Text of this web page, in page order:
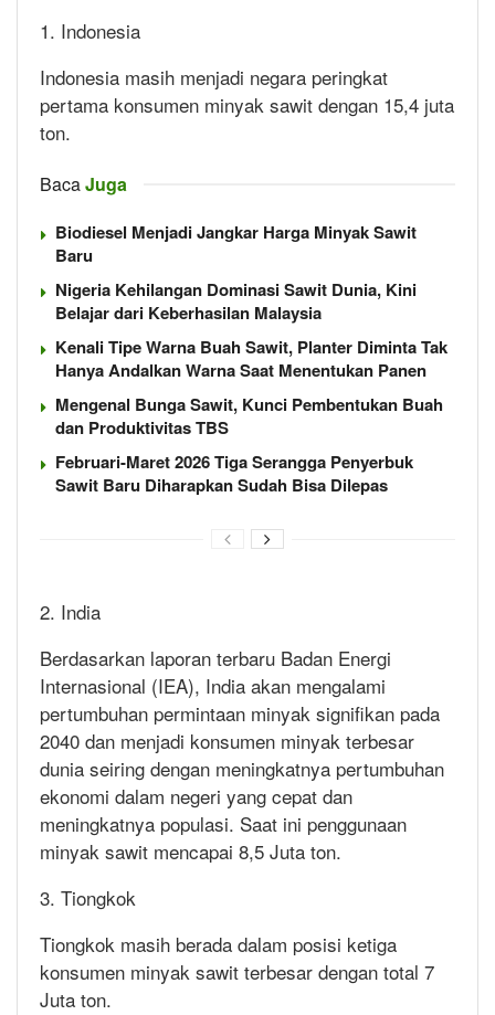
1. Indonesia
Indonesia masih menjadi negara peringkat
pertama konsumen minyak sawit dengan 15,4 juta
ton.
BacaJuga
Biodiesel Menjadi Jangkar Harga Minyak Sawit
Baru
Nigeria Kehilangan Dominasi Sawit Dunia, Kini
Belajar dari Keberhasilan Malaysia
Kenali Tipe Warna Buah Sawit, Planter Diminta Tak
Hanya Andalkan Warna Saat Menentukan Panen
Mengenal Bunga Sawit, Kunci Pembentukan Buah
dan Produktivitas TBS
Februari-Maret 2026 Tiga Serangga Penyerbuk
Sawit Baru Diharapkan Sudah Bisa Dilepas
2. India
Berdasarkan laporan terbaru Badan Energi
Internasional (IEA), India akan mengalami
pertumbuhan permintaan minyak signifikan pada
2040 dan menjadi konsumen minyak terbesar
dunia seiring dengan meningkatnya pertumbuhan
ekonomi dalam negeri yang cepat dan
meningkatnya populasi. Saat ini penggunaan
minyak sawit mencapai 8,5 Juta ton.
3. Tiongkok
Tiongkok masih berada dalam posisi ketiga
konsumen minyak sawit terbesar dengan total 7
Juta ton.